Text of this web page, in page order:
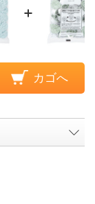
カゴへ